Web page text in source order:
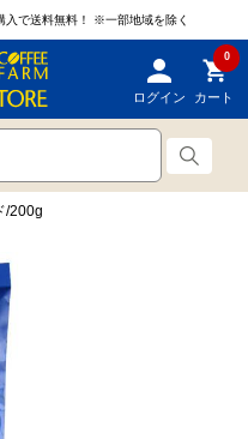
で送料無料！ ※一部地域を除く
ログイン
0
カート
/200g